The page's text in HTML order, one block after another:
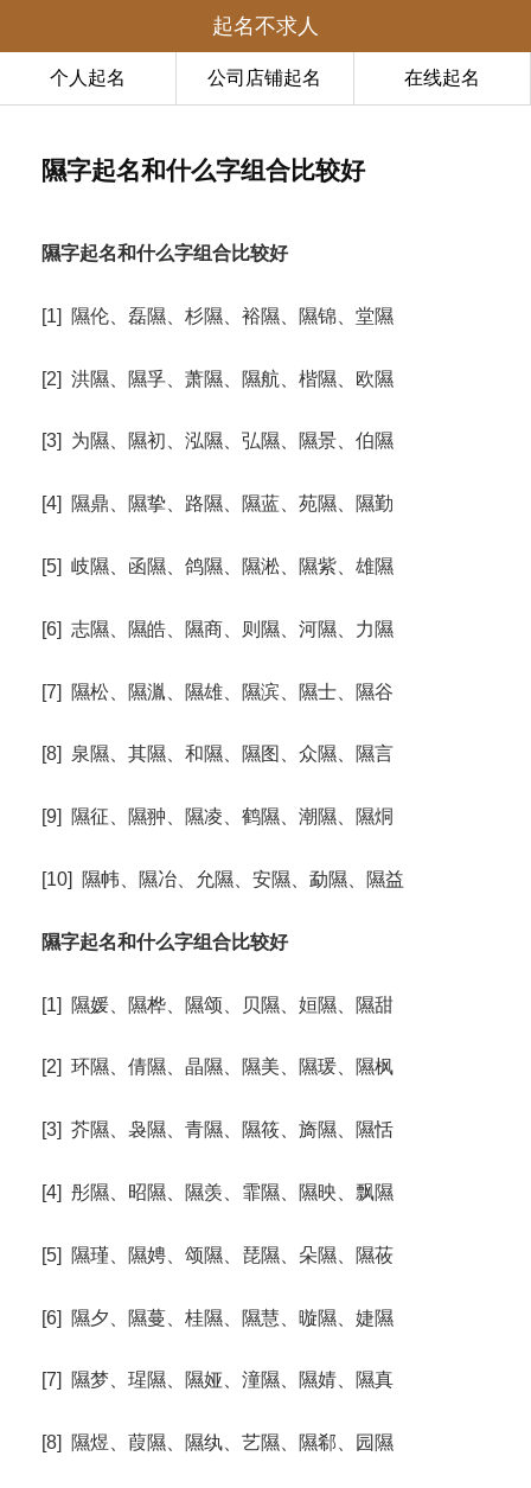
起名不求人
个人起名 公司店铺起名 在线起名
隰字起名和什么字组合比较好
隰字起名和什么字组合比较好
[1] 隰伦、磊隰、杉隰、裕隰、隰锦、堂隰
[2] 洪隰、隰孚、萧隰、隰航、楷隰、欧隰
[3] 为隰、隰初、泓隰、弘隰、隰景、伯隰
[4] 隰鼎、隰挚、路隰、隰蓝、苑隰、隰勤
[5] 岐隰、函隰、鸽隰、隰淞、隰紫、雄隰
[6] 志隰、隰皓、隰商、则隰、河隰、力隰
[7] 隰松、隰湚、隰雄、隰滨、隰士、隰谷
[8] 泉隰、其隰、和隰、隰图、众隰、隰言
[9] 隰征、隰翀、隰凌、鹤隰、潮隰、隰烔
[10] 隰帏、隰冶、允隰、安隰、勐隰、隰益
隰字起名和什么字组合比较好
[1] 隰媛、隰桦、隰颂、贝隰、姮隰、隰甜
[2] 环隰、倩隰、晶隰、隰美、隰瑗、隰枫
[3] 芥隰、袅隰、青隰、隰筱、旖隰、隰恬
[4] 彤隰、昭隰、隰羡、霏隰、隰映、飘隰
[5] 隰瑾、隰娉、颂隰、琵隰、朵隰、隰莜
[6] 隰夕、隰蔓、桂隰、隰慧、暶隰、婕隰
[7] 隰梦、瑆隰、隰娅、潼隰、隰婧、隰真
[8] 隰煜、葭隰、隰纨、艺隰、隰郗、园隰